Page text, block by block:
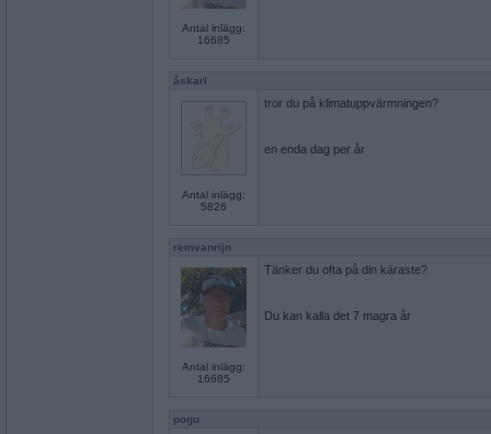
Antal inlägg:
16685
åskarl
Antal inlägg:
5826
tror du på klimatuppvärmningen?
en enda dag per år
remvanrijn
Antal inlägg:
16685
Tänker du ofta på din käraste?
Du kan kalla det 7 magra år
pogu